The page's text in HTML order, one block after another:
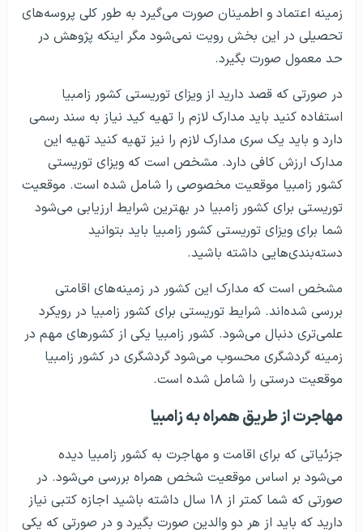
زمینه اعتماد و اطمینان صورت می‌گیرد به طور کلی پروسه‌های
تحصیلی در این بخش رویت نمی‌شود مگر اینکه پژوهش در
حد معمول صورت بگیرد.
در صورتی که قصد دارید از ویزای توریستی کشور زامبیا
استفاده کنید باید مدارک لازم را تهیه کید نیاز به سند رسمی
دارد و باید یک سری مدارک لازم را نیز تهیه کنید تهیه این
مدارک ارزش کافی دارد. مشخص است که ویزای توریستی
کشور زامبیا موقعیت مخصوصی را شامل شده است. موقعیت
توریستی برای کشور زامبیا در بهترین شرایط ارزیابی می‌شود
شما برای ویزای توریستی کشور زامبیا باید بتوانید
دسته‌بندی‌هایی داشته باشید.
مشخص است که مدارک این کشور در زمینه‌های اقامتی
بررسی شده‌اند. شرایط توریستی برای کشور زامبیا در رویکرد
علمی‌تری دنبال می‌شود. کشور زامبیا یکی از کشورهای مهم در
زمینه گردشگری محسوب می‌شود گردشگری در کشور زامبیا
موقعیت درستی را شامل شده است.
مهاجرت از طریق همراه به زامبیا
جزئیاتی که برای اقامت و مهاجرت به کشور زامبیا دیده
می‌شود بر اساس موقعیت شخص همراه بررسی می‌شود. در
صورتی که شما کمتر از ۱۸ سال داشته باشید اجازه کتبی نیاز
دارید که باید از هر دو والدین صورت بگیرد و در صورتی که یکی